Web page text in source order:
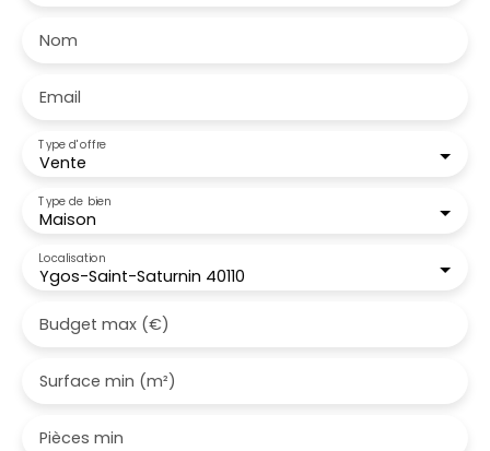
Nom
Email
Vente
Type d'offre
Maison
Type de bien
Ygos-Saint-Saturnin 40110
Localisation
Budget max (€)
Surface min (m²)
Pièces min